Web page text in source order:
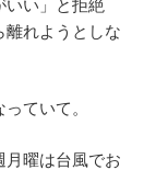
い」と拒絶
離れようとしな
ていて。
月曜は台風でお